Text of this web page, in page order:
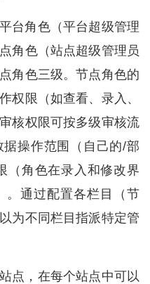
台角色（平台超级管理
角色（站点超级管理员
角色三级。节点角色的
权限（如查看、录入、
核权限可按多级审核流
操作范围（自己的/部
（角色在录入和修改界
。通过配置各栏目（节
为不同栏目指派特定管
点，在每个站点中可以